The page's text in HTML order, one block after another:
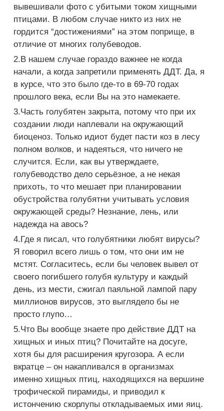
вывешивали фото с убитыми током хищными
птицами. В любом случае никто из них не
гордится “достижениями” на этом поприще, в
отличие от многих голубеводов.
2.В нашем случае гораздо важнее не когда
начали, а когда запретили применять ДДТ. Да, я
в курсе, что это было где-то в 69-70 годах
прошлого века, если Вы на это намекаете.
3.Часть голубятен закрыта, потому что при их
создании люди наплевали на окружающий
биоценоз. Только идиот будет пасти коз в лесу
полном волков, и надеяться, что ничего не
случится. Если, как вы утверждаете,
голубеводство дело серьёзное, а не некая
прихоть, то что мешает при планировании
обустройства голубятни учитывать условия
окружающей среды? Незнание, лень, или
надежда на авось?
4.Где я писал, что голубятники любят вирусы?
Я говорил всего лишь о том, что они им не
мстят. Согласитесь, если бы человек вывел от
своего погибшего голубя культуру и каждый
день, из мести, сжигал паяльной лампой пару
миллионов вирусов, это выглядело бы не
просто глупо…
5.Что Вы вообще знаете про действие ДДТ на
хищных и иных птиц? Почитайте на досуге,
хотя бы для расширения кругозора. А если
вкратце – он накапливался в организмах
именно хищных птиц, находящихся на вершине
трофической пирамиды, и приводил к
истончению скорлупы откладываемых ими яиц.